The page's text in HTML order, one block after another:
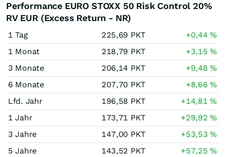
Performance EURO STOXX 50 Risk Control 20%
RV EUR (Excess Return - NR)
1 Tag 225,69 PKT +0,44%
1 Monat
218,79 PKT +3,15%
3 Monate
206,14 PKT +9,48%
6 Monate
207,70 PKT +8,66%
Lfd. Jahr
196,58 PKT +14,81%
1 Jahr
173,71 PKT +29,92%
3 Jahre
147,00 PKT +53,53%
5 Jahre
143,52 PKT +57,25%